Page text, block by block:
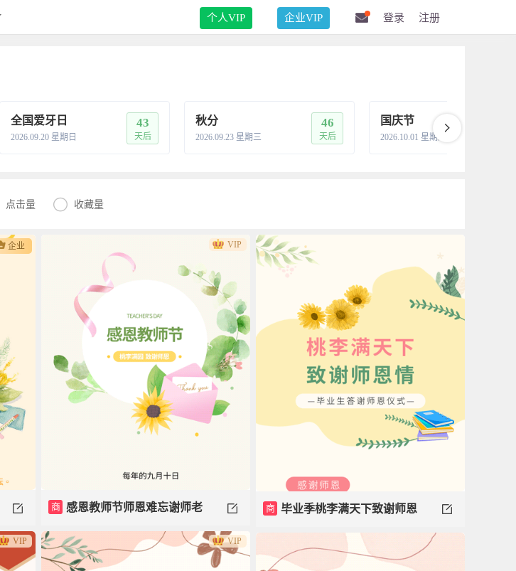
个人VIP 企业VIP 登录 注册
全国爱牙日
2026.09.20 星期日
43
天后
秋分
2026.09.23 星期三
46
天后
国庆节
2026.10.01 星期四
点击量  收藏量
企业 VIP
商 感恩教师节师恩难忘谢师老
师模板
商 毕业季桃李满天下致谢师恩
VIP VIP